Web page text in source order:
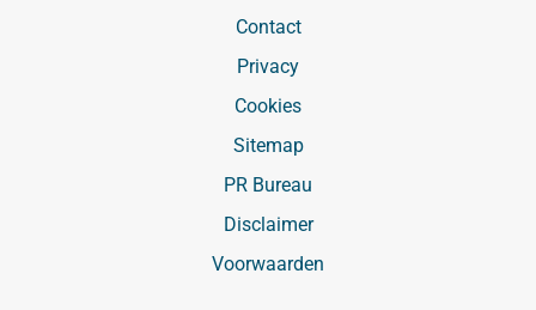
Contact
Privacy
Cookies
Sitemap
PR Bureau
Disclaimer
Voorwaarden